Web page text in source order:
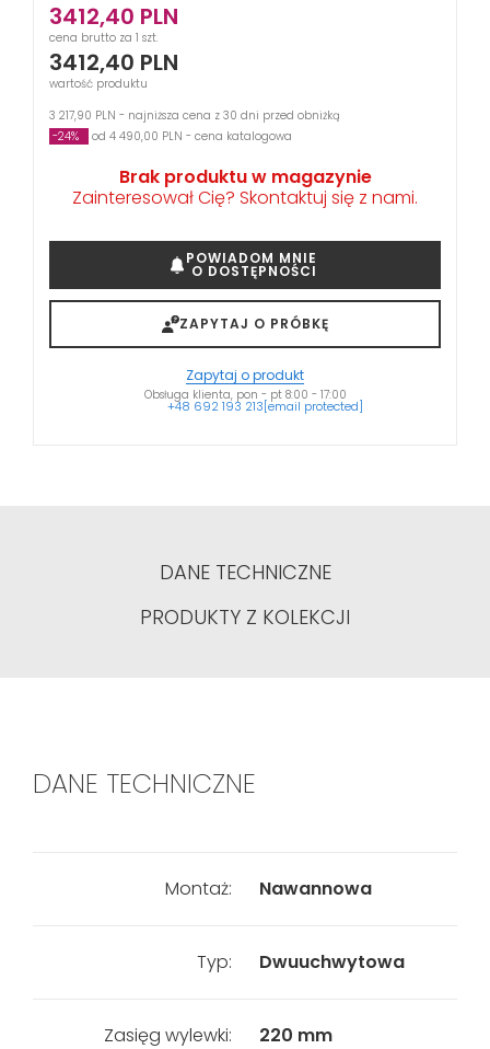
3412,40 PLN
cena brutto za 1 szt.
3412,40 PLN
wartość produktu
3 217,90 PLN - najniższa cena z 30 dni przed obniżką
-24%
od 4 490,00 PLN - cena katalogowa
Brak produktu w magazynie
Zainteresował Cię? Skontaktuj się z nami.
POWIADOM MNIE
O DOSTĘPNOŚCI
ZAPYTAJ O PRÓBKĘ
Zapytaj o produkt
Obsługa klienta, pon - pt 8:00 - 17:00
+48 692 193 213[email protected]
DANE TECHNICZNE
PRODUKTY Z KOLEKCJI
DANE TECHNICZNE
Montaż: Nawannowa
Typ: Dwuuchwytowa
Zasięg wylewki: 220 mm